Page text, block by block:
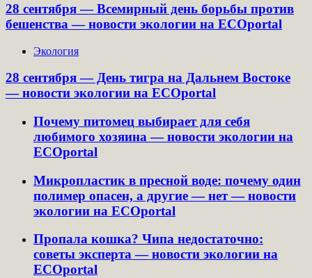
28 сентября — Всемирный день борьбы против
бешенства — новости экологии на ECOportal
Экология
28 сентября — День тигра на Дальнем Востоке
— новости экологии на ECOportal
Почему питомец выбирает для себя
любимого хозяина — новости экологии на
ECOportal
Микропластик в пресной воде: почему один
полимер опасен, а другие — нет — новости
экологии на ECOportal
Пропала кошка? Чипа недостаточно:
советы эксперта — новости экологии на
ECOportal